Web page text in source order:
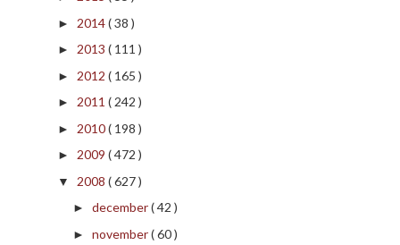
► 2014( 38 )
► 2013 ( 111 )
► 2012 ( 165 )
► 2011 ( 242 )
► 2010( 198 )
► 2009 ( 472 )
▼ 2008 ( 627 )
► december( 42 )
► november( 60 )